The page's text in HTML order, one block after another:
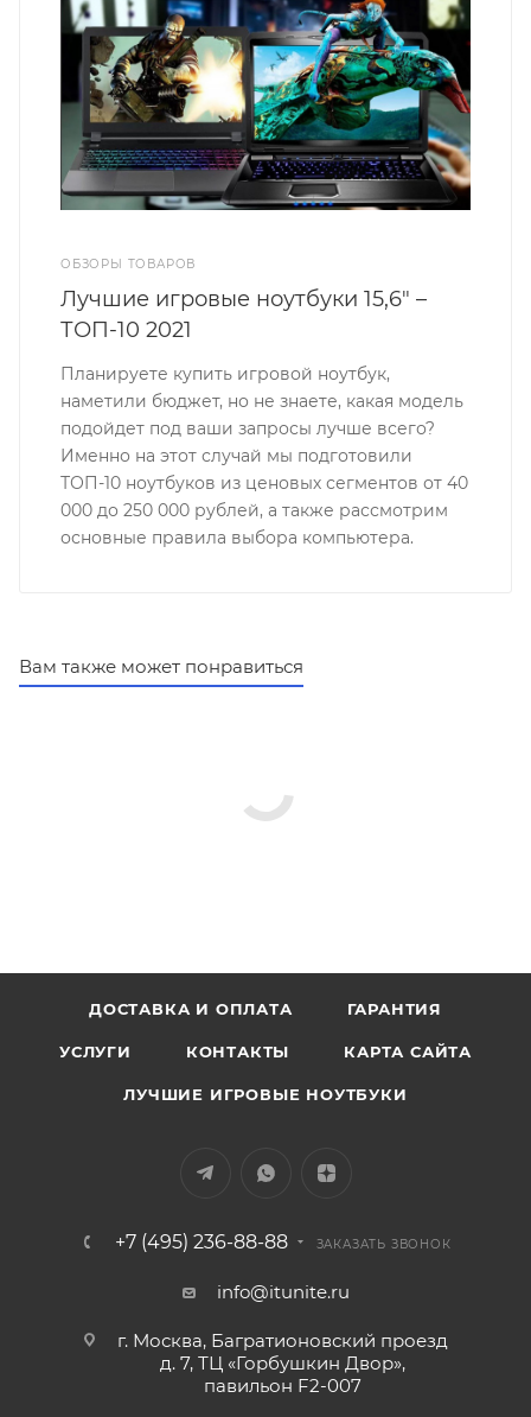
ОБЗОРЫ ТОВАРОВ
Лучшие игровые ноутбуки 15,6" –
ТОП-10 2021
Планируете купить игровой ноутбук,
наметили бюджет, но не знаете, какая модель
подойдет под ваши запросы лучше всего?
Именно на этот случай мы подготовили
ТОП-10 ноутбуков из ценовых сегментов от 40
000 до 250 000 рублей, а также рассмотрим
основные правила выбора компьютера.
Вам также может понравиться
ДОСТАВКА И ОПЛАТА ГАРАНТИЯ
УСЛУГИ КОНТАКТЫ КАРТА САЙТА
ЛУЧШИЕ ИГРОВЫЕ НОУТБУКИ
+7 (495) 236-88-88 ЗАКАЗАТЬ ЗВОНОК
info@itunite.ru
г. Москва, Багратионовский проезд
д. 7, ТЦ «Горбушкин Двор»,
павильон F2-007